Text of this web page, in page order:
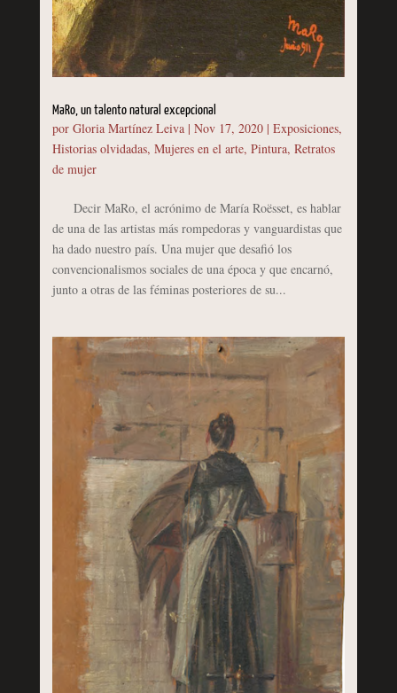
MaRo, un talento natural excepcional
por Gloria Martínez Leiva| Nov 17, 2020| Exposiciones,
Historias olvidadas, Mujeres en el arte, Pintura, Retratos
de mujer
Decir MaRo, el acrónimo de María Roësset, es hablar
de una de las artistas más rompedoras y vanguardistas que
ha dado nuestro país. Una mujer que desafió los
convencionalismos sociales de una época y que encarnó,
junto a otras de las féminas posteriores de su...